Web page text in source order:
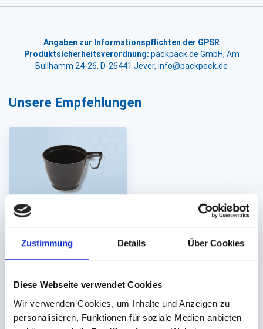
Zustimmung Details Über Cookies
Diese Webseite verwendet Cookies
Wir verwenden Cookies, um Inhalte und Anzeigen zu
personalisieren, Funktionen für soziale Medien anbieten
Angaben zur Informationspflichten der GPSR
Produktsicherheitsverordnung: packpack.de GmbH, Am
Bullhamm 24-26, D-26441 Jever, info@packpack.de
Unsere Empfehlungen
Trinkbecher
Kaffeetasse braun
Auf Lager. Sofort
lieferbar.